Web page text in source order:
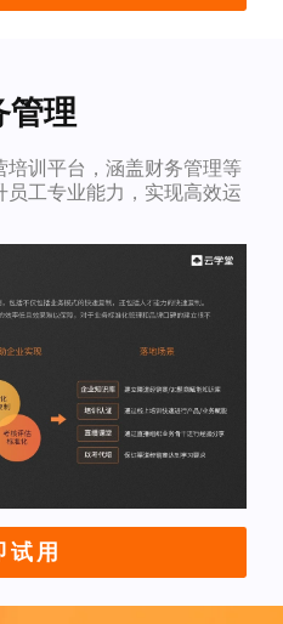
管理
训平台，涵盖财务管理等
工专业能力，实现高效运
试用